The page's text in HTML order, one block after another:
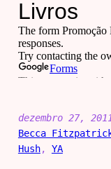
dezembro 27,
Becca
Hush, YA